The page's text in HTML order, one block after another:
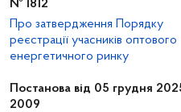
№ 1812
Про затвердження Порядку
реєстрації учасників оптового
енергетичного ринку
Постанова від 05 грудня
2009